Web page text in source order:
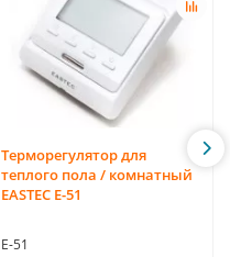
Терморегулятор для
теплого пола / комнатный
EASTEC Е-51
E-51